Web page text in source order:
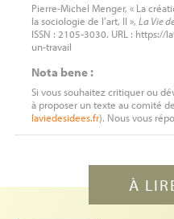
Pierre-Michel Menger, « La
la sociologie de l’art, II », La Vie
ISSN : 2105-3030. URL :
un-travail
Nota bene :
Si vous souhaitez critiquer ou
à proposer un texte au comité
laviedesidees.fr). Nous vous
À